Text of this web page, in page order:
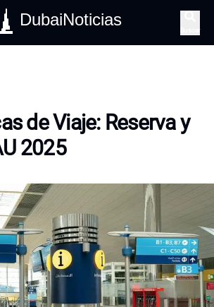
DubaiNoticias
de Viaje: Reserva y
2025